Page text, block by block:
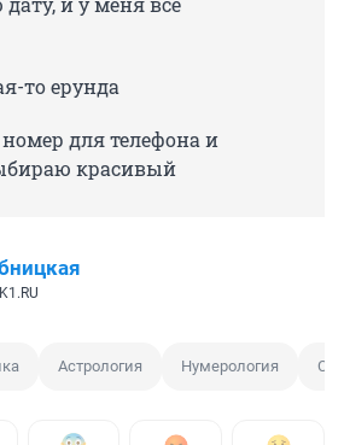
то ерунда
для телефона и
красивый
Астрология Нумерология